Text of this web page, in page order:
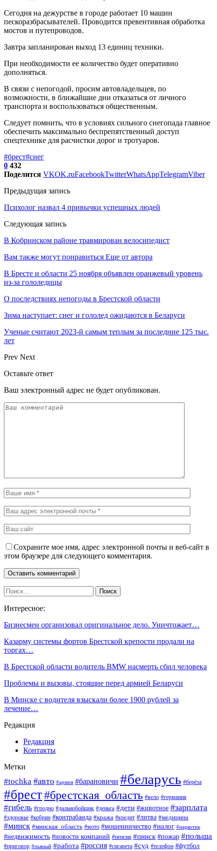
Сегодня на дежурстве в городе работает 10 машин
пескоразбрасывателей. Проводится превентивная обработка
мостов и путепроводов.
Завтра запланирован выход 13 единиц техники.
При необходимости ее количество будет оперативно
дополняться.
В связи с непогодой, просим автовладельцев, по
возможности, в ближайшие дни отказаться от личного
транспорта и воспользоваться общественным.
Следует помнить, что в условиях сильного снегопада главное
обеспечить максимально беспрепятственный доступ
спецтехнике для расчистки дорог и тротуаров.
#брест#снег
0 432
Поделится VKOK.ruFacebookTwitterWhatsAppTelegramViber
Предыдущая запись
Психолог назвал 4 привычки успешных людей
Следующая запись
В Кобринском районе травмирован велосипедист
Вам также могут понравиться Еще от автора
В Бресте и области 25 ноября объявлен оранжевый уровень
из-за гололедицы
О последствиях непогоды в Брестской области
Зима наступает: снег и гололед ожидаются в Беларуси
Ученые считают 2023-й самым теплым за последние 125 тыс.
лет
Prev Next
Оставьте ответ
Ваш электронный адрес не будет опубликован.
Сохраните мое имя, адрес электронной почты и веб-сайт в
этом браузере для следующего комментария.
Интересное:
Бизнесмен организовал оригинальное дело. Уничтожает…
Казарму системы фортов Брестской крепости продали на
торгах…
В Брестской области водитель BMW насмерть сбил человека
Проблемы и вызовы, стоящие перед армией Беларуси
В Минске с водителя взыскали более 1900 рублей за
лечение…
Редакция
Редакция
Контакты
Метки
#tochka #авто #армия #барановичи #беларусь #берёза
#брест#брестская_область #вело #германия
#гибель #гродно #дальнобойщик #деньга #дети #животное #зарплата
#здоровье #кобрин #контрабанда #кража #кредит #литва #медицина
#минск #минская_область #мото #мошенничество #налог #наркотик
#недвижимость #новости компаний #пенсия #пинск #пожар #польша
#приговор #пьяный #работа #россия #сигарета #суд #телефон #футбол